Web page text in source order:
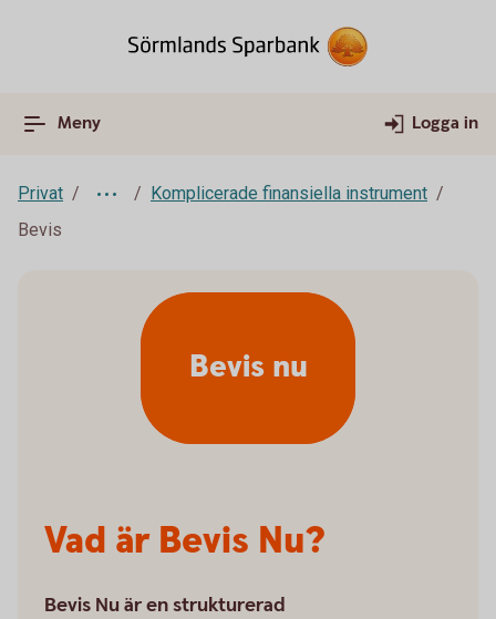
Meny Logga in
Privat
Komplicerade finansiella instrument
Bevis
Vad är Bevis Nu?
Bevis Nu är en strukturerad
Bevis nu